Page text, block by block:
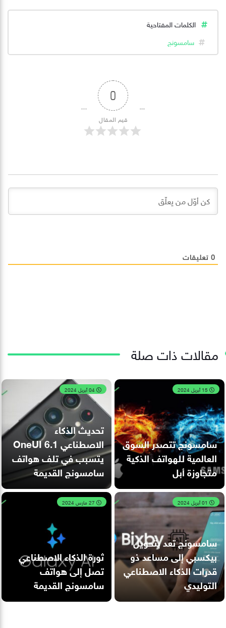
الكلمات المفتاحية
سامسونج
0
قيم المقال
0 تعليقات
مقالات ذات صلة
سامسونج تتصدر السوق
العالمية للهواتف الذكية
متجاوزة أبل
تحديث الذكاء
الاصطناعي OneUI 6.1
يتسبب في تلف هواتف
سامسونج القديمة
سامسونج تعد بتحويل
بيكسبي إلى مساعد ذو
قدرات الذكاء الاصطناعي
التوليدي
ثورة الذكاء الاصطناعي
تصل إلى هواتف
سامسونج القديمة